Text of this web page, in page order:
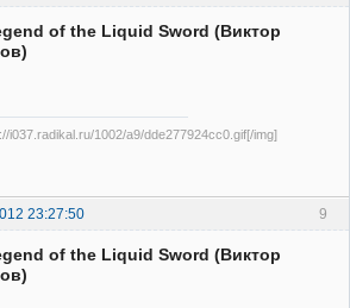
of the Liquid Sword (Виктор
i037.radikal.ru/1002/a9/dde277924cc0.gif[/img]
9
23:27:50
of the Liquid Sword (Виктор